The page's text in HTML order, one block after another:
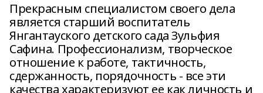
Прекрасным специалистом своего дела
является старший воспитатель
Янгантауского детского сада Зульфия
Сафина. Профессионализм, творческое
отношение к работе, тактичность,
сдержанность, порядочность - все эти
качества характеризуют ее как личность и